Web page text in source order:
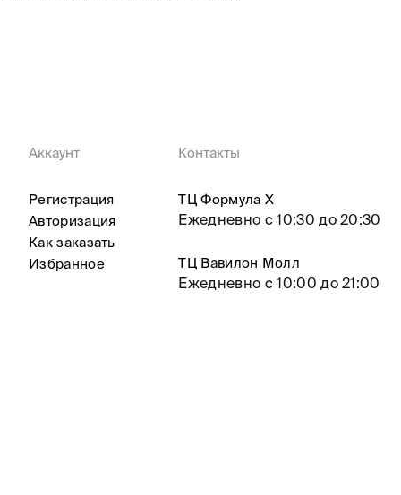
Аккаунт
Регистрация
Авторизация
Как заказать
Избранное
Контакты
ТЦ Формула X
Ежедневно с 10:30 до 20:30
ТЦ Вавилон Молл
Ежедневно с 10:00 до 21:00